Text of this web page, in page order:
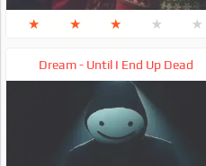
★ ★ ★ ★ ★
Dream - Until I End Up Dead